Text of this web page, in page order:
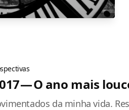
— O ano mais
da minha vida.